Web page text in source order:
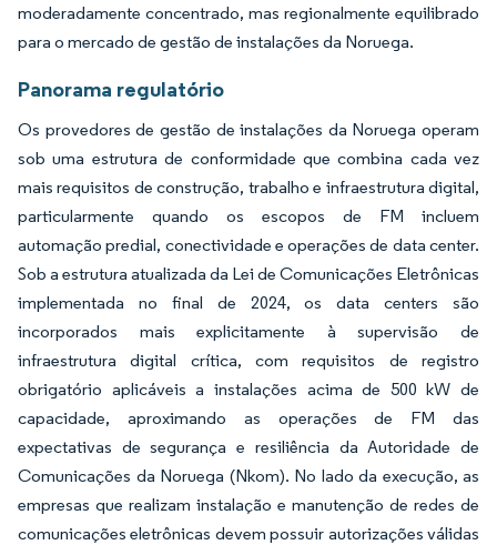
moderadamente concentrado, mas regionalmente equilibrado
para o mercado de gestão de instalações da Noruega.
Panorama regulatório
Os provedores de gestão de instalações da Noruega operam
sob uma estrutura de conformidade que combina cada vez
mais requisitos de construção, trabalho e infraestrutura digital,
particularmente quando os escopos de FM incluem
automação predial, conectividade e operações de data center.
Sob a estrutura atualizada da Lei de Comunicações Eletrônicas
implementada no final de 2024, os data centers são
incorporados mais explicitamente à supervisão de
infraestrutura digital crítica, com requisitos de registro
obrigatório aplicáveis a instalações acima de 500 kW de
capacidade, aproximando as operações de FM das
expectativas de segurança e resiliência da Autoridade de
Comunicações da Noruega (Nkom). No lado da execução, as
empresas que realizam instalação e manutenção de redes de
comunicações eletrônicas devem possuir autorizações válidas